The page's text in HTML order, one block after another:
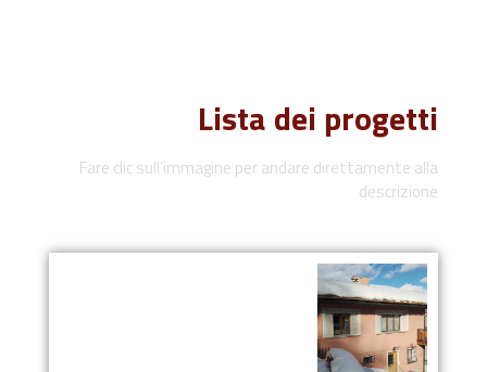
Lista dei progetti
Fare clic sull’immagine per andare direttamente alla
descrizione